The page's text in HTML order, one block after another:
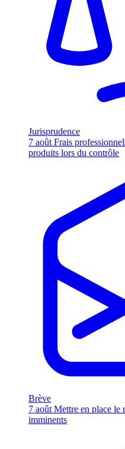
Jurisprudence
7 août Frais
produits lors du contrôle
Brève
7 août Mettre en place le
imminents